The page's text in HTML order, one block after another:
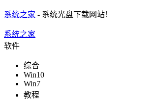
系统之家 - 系统光盘下载网站！
系统之家
软件
综合
Win10
Win7
教程